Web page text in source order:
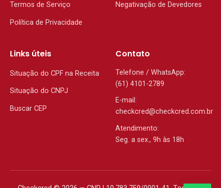
Negativação de Devedores
Termos de Serviço
Política de Privacidade
Links úteis
Situação do CPF na Receita
Situação do CNPJ
Buscar CEP
Contato
Telefone / WhatsApp:
(61) 4101-2789
E-mail:
checkcred@checkcred.com.br
Atendimento:
Seg. a sex., 9h às 18h